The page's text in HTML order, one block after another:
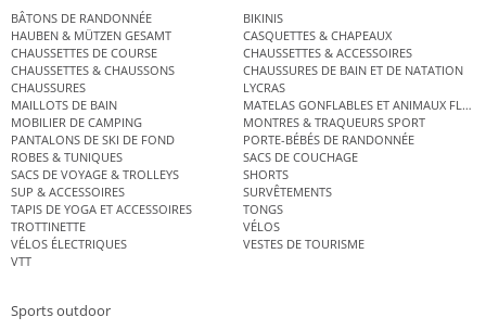
BÂTONS DE RANDONNÉE
BIKINIS
HAUBEN & MÜTZEN GESAMT
CASQUETTES & CHAPEAUX
CHAUSSETTES DE COURSE
CHAUSSETTES & ACCESSOIRES
CHAUSSETTES & CHAUSSONS
CHAUSSURES DE BAIN ET DE NATATION
CHAUSSURES
LYCRAS
MAILLOTS DE BAIN
MATELAS GONFLABLES ET ANIMAUX
MOBILIER DE CAMPING
MONTRES & TRAQUEURS SPORT
PANTALONS DE SKI DE FOND
PORTE-BÉBÉS DE RANDONNÉE
ROBES & TUNIQUES
SACS DE COUCHAGE
SACS DE VOYAGE & TROLLEYS
SHORTS
SUP & ACCESSOIRES
SURVÊTEMENTS
TAPIS DE YOGA ET ACCESSOIRES
TONGS
TROTTINETTE
VÉLOS
VÉLOS ÉLECTRIQUES
VESTES DE TOURISME
VTT
Sports outdoor